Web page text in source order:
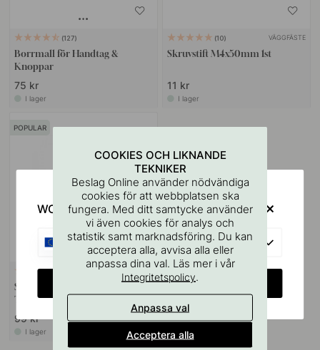
127
Borrmall för Handtag &
Knoppar
75 kr
I lager
10 VÄGGFÄSTE
Skruvstift M4x50mm 1st
11 kr
I lager
POPULAR
+ FÄRGER
Skålhandtag 3922 - 64mm -
Tenn
99 kr
I lager
COOKIES OCH LIKNANDE
TEKNIKER
Beslag Online använder nödvändiga
cookies för att webbplatsen ska
fungera. Med ditt samtycke använder
vi även cookies för analys och
statistik samt marknadsföring. Du kan
acceptera alla, avvisa alla eller
anpassa dina val. Läs mer i vår
Integritetspolicy.
Anpassa val
Acceptera alla
WOULD YOU RATHER VISIT?
EU
CHANGE COUNTRY